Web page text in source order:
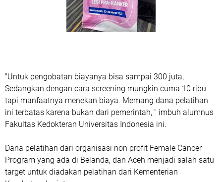
"Untuk pengobatan biayanya bisa sampai 300 juta,
Sedangkan dengan cara screening mungkin cuma 10 ribu
tapi manfaatnya menekan biaya. Memang dana pelatihan
ini terbatas karena bukan dari pemerintah, " imbuh alumnus
Fakultas Kedokteran Universitas Indonesia ini.
Dana pelatihan dari organisasi non profit Female Cancer
Program yang ada di Belanda, dan Aceh menjadi salah satu
target untuk diadakan pelatihan dari Kementerian